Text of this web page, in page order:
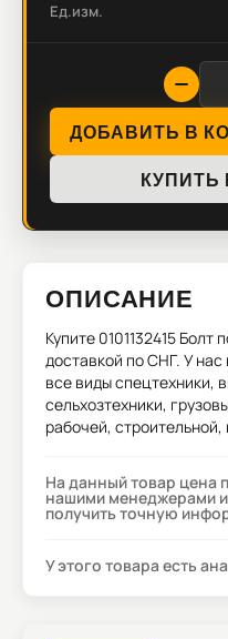
Ед.изм.
ДОБАВИТЬ В
КУПИТЬ
ОПИСАНИЕ
Купите 0101132415 Болт
доставкой по СНГ. У нас
все виды спецтехники,
сельхозтехники,
рабочей,
На данный товар цена
нашими менеджерами
получить точную
У этого товара есть